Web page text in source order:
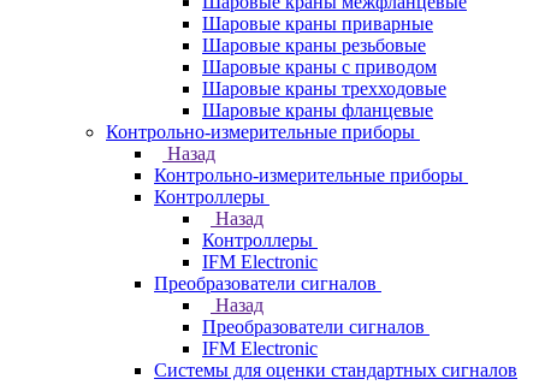
Шаровые краны приварные
Шаровые краны резьбовые
Шаровые краны с приводом
Шаровые краны трехходовые
Шаровые краны фланцевые
Контрольно-измерительные приборы
Назад
Контрольно-измерительные приборы
Контроллеры
Назад
Контроллеры
IFM Electronic
Преобразователи сигналов
Назад
Преобразователи сигналов
IFM Electronic
Системы для оценки стандартных сигналов